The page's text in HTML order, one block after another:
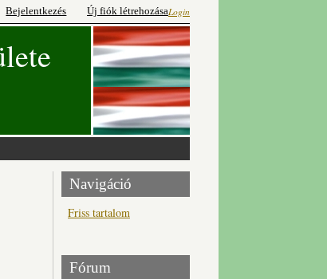
Login
Bejelentkezés Új fiók létrehozása
Navigáció
Friss tartalom
Fórum